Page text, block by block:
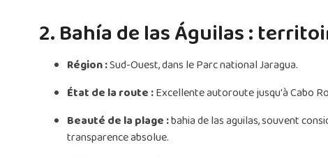
2. Bahía de las Águilas :
Région :Sud-Ouest, dans le Parc national Jaragua.
État de la route :Excellente autoroute jusqu'à Cabo
Beauté de la plage :bahia de las aguilas, souvent
transparence absolue.